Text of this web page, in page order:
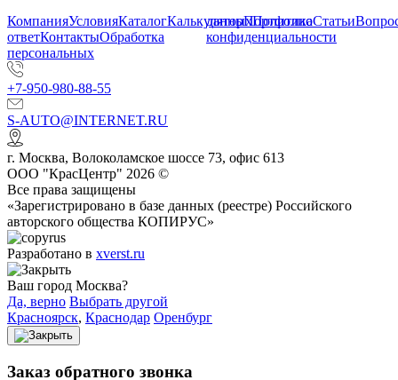
КомпанияУсловияКаталогКалькуляторПортфолиоСтатьи
ответКонтактыОбработка
персональных
данныхПолитика
конфиденциальности
+7-950-980-88-55
S-AUTO@INTERNET.RU
г. Москва, Волоколамское шоссе 73, офис 613
ООО "КрасЦентр" 2026 ©
Все права защищены
«Зарегистрировано в базе данных (реестре) Российского
авторского общества КОПИРУС»
Разработано в xverst.ru
Ваш город Москва?
Да, верно Выбрать другой
Красноярск, Краснодар Оренбург
Заказ обратного звонка